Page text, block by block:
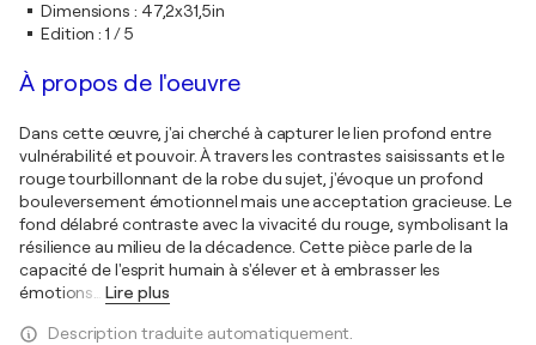
Dimensions : 47,2x31,5in
Edition :1 / 5
À propos de l'oeuvre
Dans cette œuvre, j'ai cherché à capturer le lien profond entre
vulnérabilité et pouvoir. À travers les contrastes saisissants et le
rouge tourbillonnant de la robe du sujet, j'évoque un profond
bouleversement émotionnel mais une acceptation gracieuse. Le
fond délabré contraste avec la vivacité du rouge, symbolisant la
résilience au milieu de la décadence. Cette pièce parle de la
capacité de l'esprit humain à s'élever et à embrasser les
émotions
Lire plus
Description traduite automatiquement.